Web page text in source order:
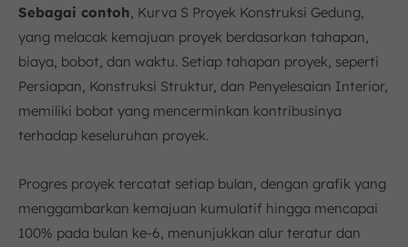
Sebagai contoh , Kurva S Proyek Konstruksi Gedung,
yang melacak kemajuan proyek berdasarkan tahapan,
biaya, bobot, dan waktu. Setiap tahapan proyek, seperti
Persiapan, Konstruksi Struktur, dan Penyelesaian Interior,
memiliki bobot yang mencerminkan kontribusinya
terhadap keseluruhan proyek.
Progres proyek tercatat setiap bulan, dengan grafik yang
menggambarkan kemajuan kumulatif hingga mencapai
100% pada bulan ke-6, menunjukkan alur teratur dan